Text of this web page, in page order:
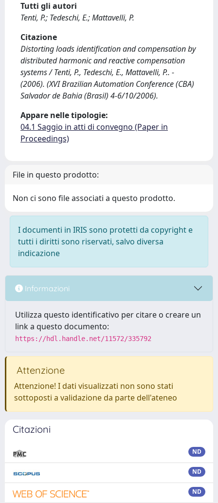
Tutti gli autori
Tenti, P.; Tedeschi, E.; Mattavelli, P.
Citazione
Distorting loads identification and compensation by
distributed harmonic and reactive compensation
systems / Tenti, P., Tedeschi, E., Mattavelli, P.. -
(2006). (XVI Brazilian Automation Conference (CBA)
Salvador de Bahia (Brasil) 4-6/10/2006).
Appare nelle tipologie:
04.1 Saggio in atti di convegno (Paper in
Proceedings)
File in questo prodotto:
Non ci sono file associati a questo prodotto.
I documenti in IRIS sono protetti da copyright e
tutti i diritti sono riservati, salvo diversa
indicazione
Informazioni
Utilizza questo identificativo per citare o creare un
link a questo documento:
https://hdl.handle.net/11572/335792
Attenzione
Attenzione! I dati visualizzati non sono stati
sottoposti a validazione da parte dell'ateneo
Citazioni
ND
ND
ND